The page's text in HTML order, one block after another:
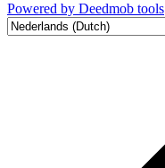
Powered by Deedmob tools